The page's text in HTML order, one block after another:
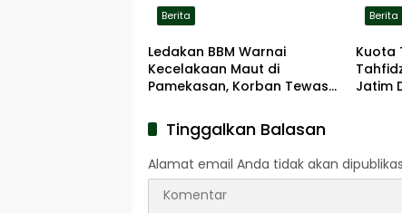
Berita
Ledakan BBM Warnai
Kecelakaan Maut di
Pamekasan, Korban Tewas
Berita
Kuota
Jatim
Tinggalkan Balasan
Alamat email Anda tidak akan